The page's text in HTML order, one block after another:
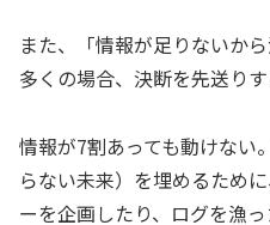
また、「情報が足りないか
多くの場合、決断を先送りす
情報が7割あっても動けない
らない未来）を埋めるため
ーを企画したり、ログを漁